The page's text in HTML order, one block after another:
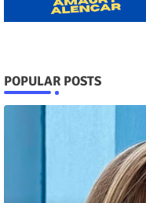
POPULAR POSTS